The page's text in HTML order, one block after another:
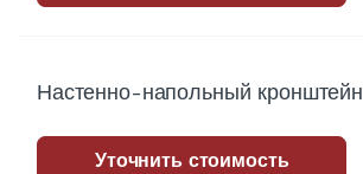
Настенно-напольный кронштейн
Уточнить стоимость